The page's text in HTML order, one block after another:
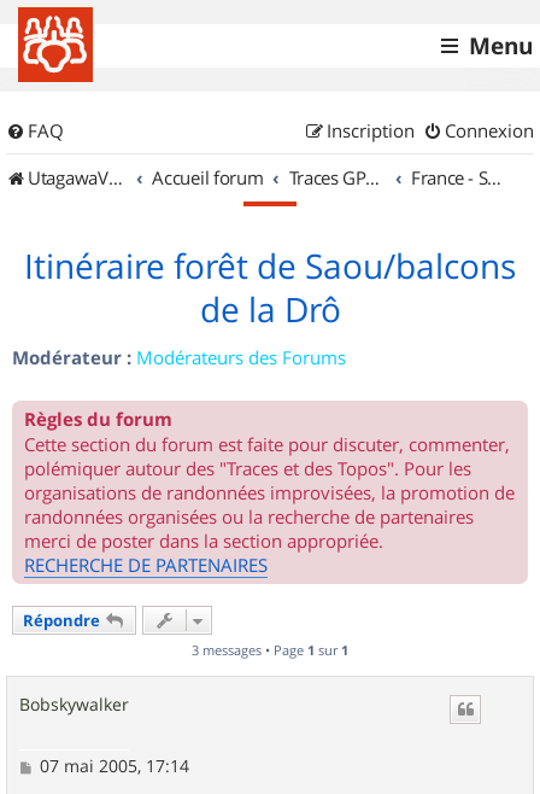
Menu
FAQ Connexion
Inscription
UtagawaVTT (Randos VTT et VTTAE avec traces GPS)
Accueil forum Traces GPS de randos VTT France - Sud Est
Itinéraire forêt de Saou/balcons
de la Drô
Modérateur : Modérateurs des Forums
Règles du forum
Cette section du forum est faite pour discuter, commenter,
polémiquer autour des "Traces et des Topos". Pour les
organisations de randonnées improvisées, la promotion de
randonnées organisées ou la recherche de partenaires
merci de poster dans la section appropriée.
RECHERCHE DE PARTENAIRES
Répondre
3 messages • Page 1 sur 1
Bobskywalker
M
07 mai 2005, 17:14